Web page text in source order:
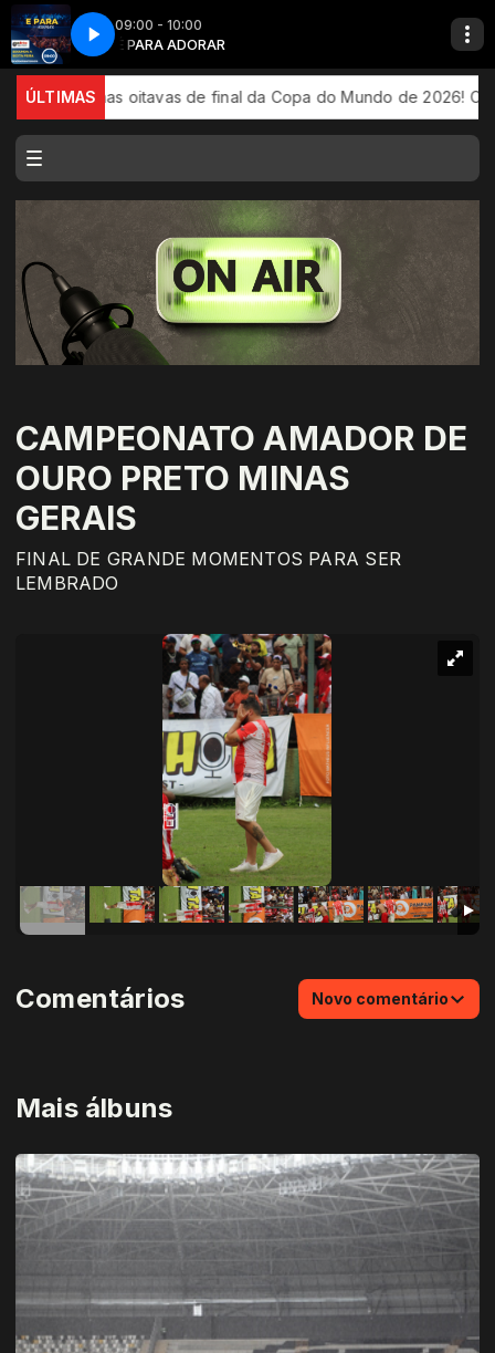
09:00 - 10:00
É PARA ADORAR
radio_FEM RadiosNet_Quer-ouvir-nossa-radio_FEM
ÚLTIMAS
está nas oitavas de final da Copa do Mundo de 2026! Com
CAMPEONATO AMADOR DE
OURO PRETO MINAS
GERAIS
FINAL DE GRANDE MOMENTOS PARA SER
LEMBRADO
Mais álbuns
Comentários Novo comentário